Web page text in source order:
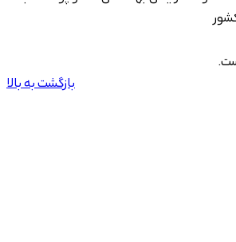
بازگشت به بالا